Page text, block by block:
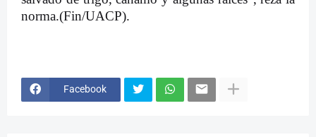
norma.(Fin/UACP).
Facebook